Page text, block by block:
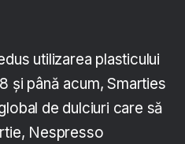
utilizarea plasticului
și până acum, Smarties
de dulciuri care să
Nespresso